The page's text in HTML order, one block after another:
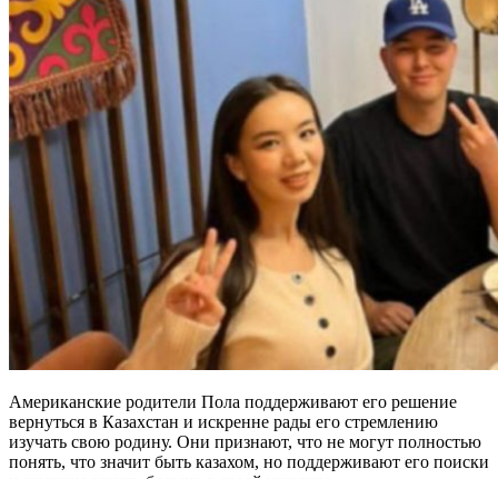
Американские родители Пола поддерживают его решение
вернуться в Казахстан и искренне рады его стремлению
изучать свою родину. Они признают, что не могут полностью
понять, что значит быть казахом, но поддерживают его поиски